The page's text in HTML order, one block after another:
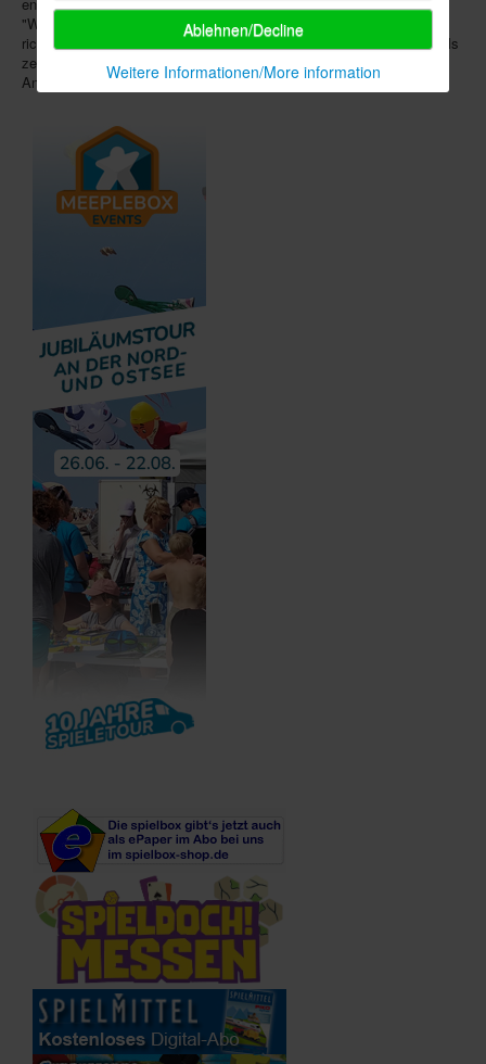
"Wow"-Effekt beinhalten. Auf derSPIELam 13.-16.10. in Essen
richtet Noris gleich zwei Escape Rooms ein, deren Lösung auf jeweils
zehn Minuten angelegt ist und für die man als Besucher keine
Anmeldung braucht.
Ablehnen/Decline
Weitere Informationen/More information